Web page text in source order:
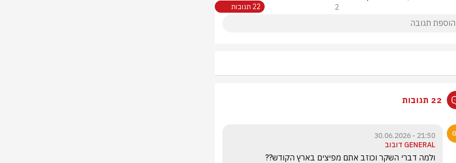
2 22 תגובות
22 תגובות
21:50 - 30.06.2026
GENERAL דובוב
ולמה דברי השקר וכוזב אתם מפיצים בארץ הקודש??